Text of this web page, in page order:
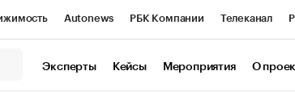
Autonews РБК Компании Телеканал
Эксперты Кейсы Мероприятия О